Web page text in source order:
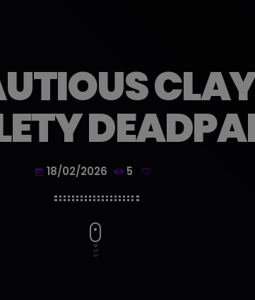
today 18/02/2026 5